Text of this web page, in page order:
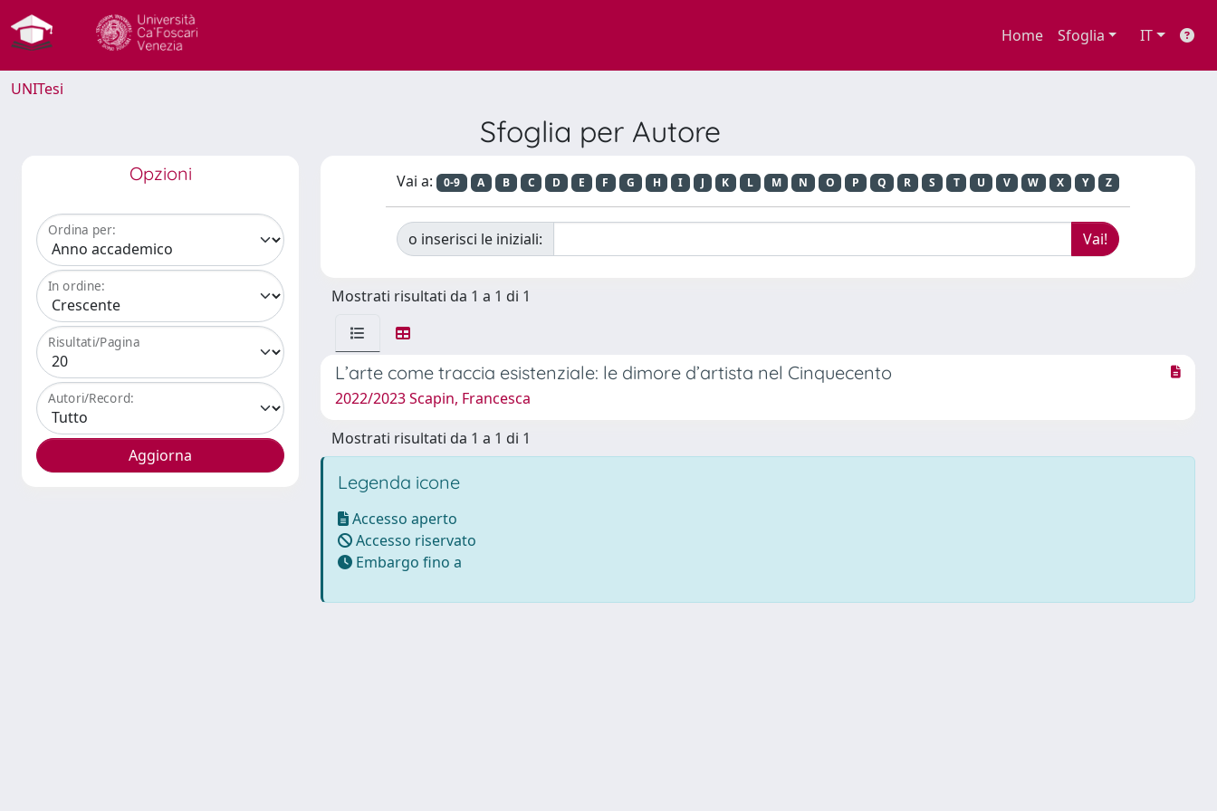
Home Sfoglia IT
UNITesi
Sfoglia per Autore
Opzioni
Ordina per:
In ordine:
Risultati/Pagina
Autori/Record:
Vai a: 0-9 A B C D E F G H I J K L M N O P Q R S T U V W X Y Z
o inserisci le iniziali:
Mostrati risultati da 1 a 1 di 1
L’arte come traccia esistenziale: le dimore d’artista nel Cinquecento
2022/2023 Scapin, Francesca
Mostrati risultati da 1 a 1 di 1
Legenda icone
Accesso aperto
Accesso riservato
Embargo fino a